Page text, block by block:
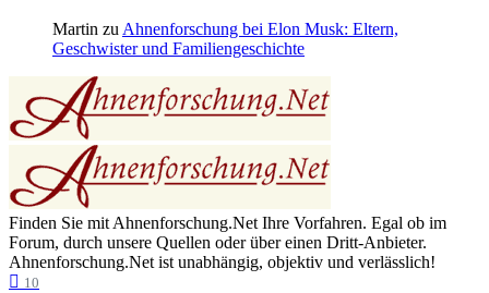
Martin zu Ahnenforschung bei Elon Musk: Eltern,
Geschwister und Familiengeschichte
Finden Sie mit Ahnenforschung.Net Ihre Vorfahren. Egal ob im
Forum, durch unsere Quellen oder über einen Dritt-Anbieter.
Ahnenforschung.Net ist unabhängig, objektiv und verlässlich!
10